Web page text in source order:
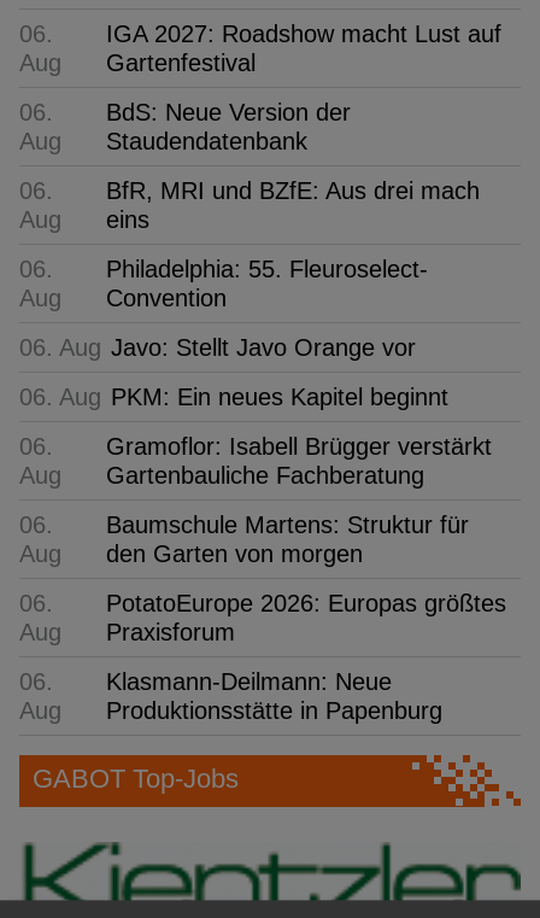
06.
Aug
IGA 2027: Roadshow macht Lust auf
Gartenfestival
06.
Aug
BdS: Neue Version der
Staudendatenbank
06.
Aug
BfR, MRI und BZfE: Aus drei mach
eins
06.
Aug
Philadelphia: 55. Fleuroselect-
Convention
06. Aug Javo: Stellt Javo Orange vor
06. Aug PKM: Ein neues Kapitel beginnt
06.
Aug
Gramoflor: Isabell Brügger verstärkt
Gartenbauliche Fachberatung
06.
Aug
Baumschule Martens: Struktur für
den Garten von morgen
06.
Aug
PotatoEurope 2026: Europas größtes
Praxisforum
06.
Aug
Klasmann-Deilmann: Neue
Produktionsstätte in Papenburg
GABOT Top-Jobs